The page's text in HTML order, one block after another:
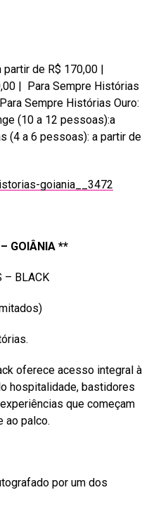
partir de R$ 170,00 |
| Para Sempre Histórias
Sempre Histórias Ouro:
(10 a 12 pessoas):a
(4 a 6 pessoas): a partir de
goiania__3472
GOIÂNIA **
– BLACK
oferece acesso integral à
hospitalidade, bastidores
que começam
ao palco.
por um dos